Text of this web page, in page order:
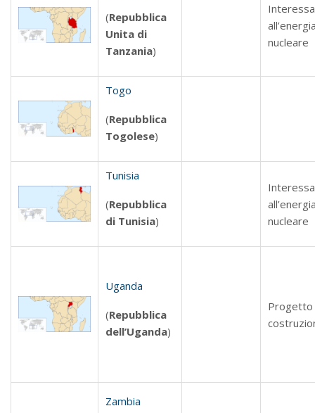
(Repubblica
Unita di
Tanzania)
nucleare
Togo
(Repubblica
Togolese)
Tunisia
(Repubblica
di Tunisia)
nucleare
Uganda
(Repubblica
dell’Uganda)
Progetto
Zambia